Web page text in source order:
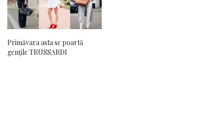
Primăvara asta se poartă
gențile TRUSSARDI